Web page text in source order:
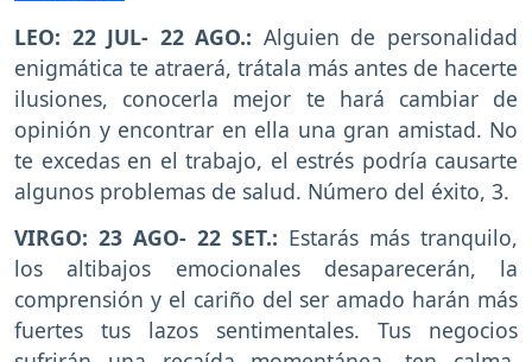
LEO: 22 JUL- 22 AGO.: Alguien de personalidad
enigmática te atraerá, trátala más antes de hacerte
ilusiones, conocerla mejor te hará cambiar de
opinión y encontrar en ella una gran amistad. No
te excedas en el trabajo, el estrés podría causarte
algunos problemas de salud. Número del éxito, 3.
VIRGO: 23 AGO- 22 SET.: Estarás más tranquilo,
los altibajos emocionales desaparecerán, la
comprensión y el cariño del ser amado harán más
fuertes tus lazos sentimentales. Tus negocios